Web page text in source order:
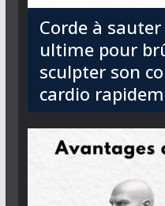
Corde à
ultime pour
sculpter son
cardio